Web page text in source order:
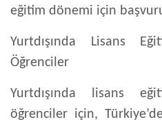
eğitim dönemi için
Yurtdışında Lisans
Öğrenciler
Yurtdışında lisans
öğrenciler için,